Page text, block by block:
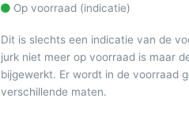
Op voorraad (indicatie)
Dit is slechts een indicatie van de
jurk niet meer op voorraad is maar
bijgewerkt. Er wordt in de voorraad
verschillende maten.